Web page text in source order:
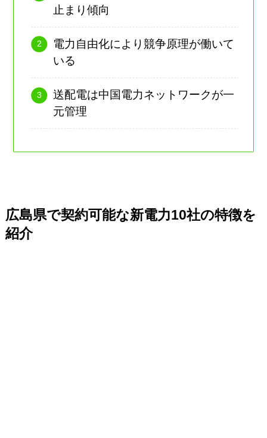
止まり傾向
電力自由化により競争原理が働いて
いる
送配電は中国電力ネットワークが一
元管理
広島県で契約可能な新電力10社の特徴を
紹介